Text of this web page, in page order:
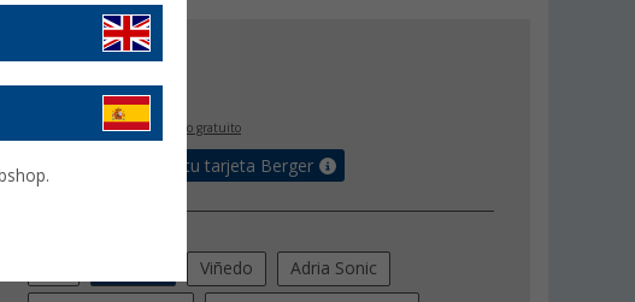
€
295, €
Precios con IVA incluido envío gratuito
€ de bonus en tu tarjeta Berger
Viñedo Adria Sonic